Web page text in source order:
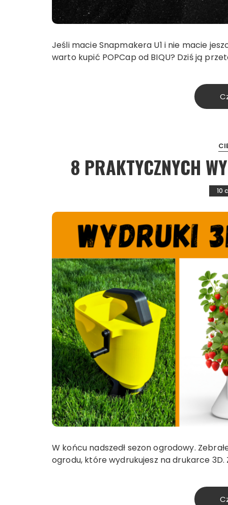
Jeśli macie Snapmakera U1 i nie macie
warto kupić POPCap od BIQU? Dziś ją
8 PRAKTYCZNYCH
10
W końcu nadszedł sezon ogrodowy.
ogrodu, które wydrukujesz na drukarce